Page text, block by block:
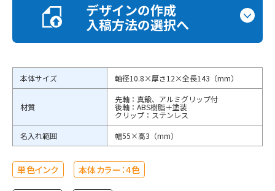
デザインの作成
入稿方法の選択へ
本体サイズ 軸径10.8×厚さ12×全長143（mm）
材質
先軸：真鍮、アルミグリップ付
後軸：ABS樹脂＋塗装
クリップ：ステンレス
名入れ範囲
幅55×高3（mm）
単色インク 本体カラー：4色